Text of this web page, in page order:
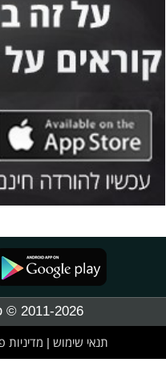
2011-2026 © פרוגי תקשורת בע"מ
תנאי שימוש | מדיניות